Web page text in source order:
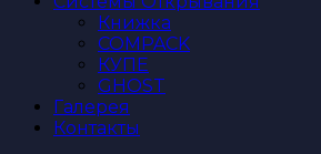
Книжка
COMPACK
КУПЕ
GHOST
Галерея
Контакты